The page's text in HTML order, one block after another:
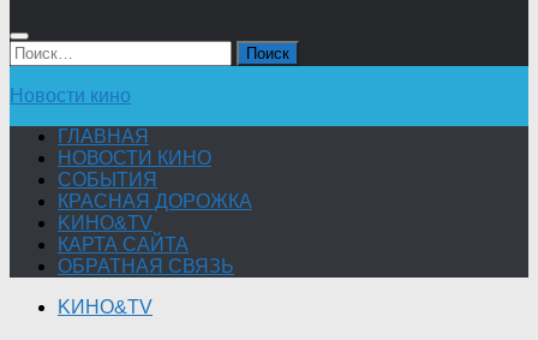
Найти:
Новости кино
ГЛАВНАЯ
НОВОСТИ КИНО
СОБЫТИЯ
КРАСНАЯ ДОРОЖКА
KИНО&TV
КАРТА САЙТА
ОБРАТНАЯ СВЯЗЬ
KИНО&TV